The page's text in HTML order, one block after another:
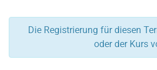
Die Registrierung für diesen
oder der Kurs